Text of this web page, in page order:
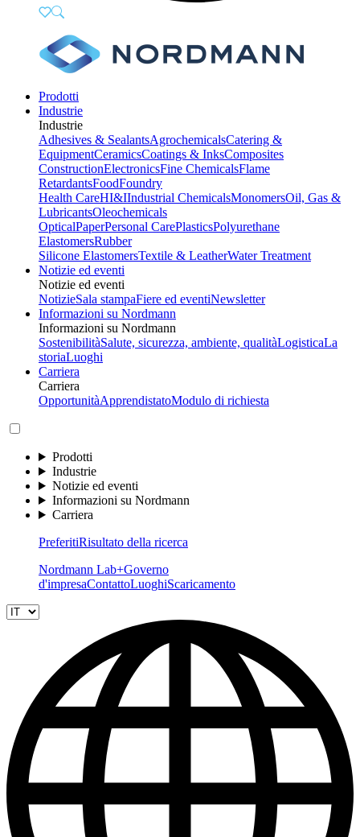
Prodotti
Industrie
Industrie
Adhesives & SealantsAgrochemicalsCatering &
EquipmentCeramicsCoatings & InksComposites
ConstructionElectronicsFine ChemicalsFlame
RetardantsFoodFoundry
Health CareHI&IIndustrial ChemicalsMonomersOil, Gas &
LubricantsOleochemicals
OpticalPaperPersonal CarePlasticsPolyurethane
ElastomersRubber
Silicone ElastomersTextile & LeatherWater Treatment
Notizie ed eventi
Notizie ed eventi
NotizieSala stampaFiere ed eventiNewsletter
Informazioni su Nordmann
Informazioni su Nordmann
SostenibilitàSalute, sicurezza, ambiente, qualitàLogisticaLa
storiaLuoghi
Carriera
Carriera
OpportunitàApprendistatoModulo di richiesta
Prodotti
Industrie
Notizie ed eventi
Informazioni su Nordmann
Carriera
PreferitiRisultato della ricerca
Nordmann Lab+Governo
d'impresaContattoLuoghiScaricamento